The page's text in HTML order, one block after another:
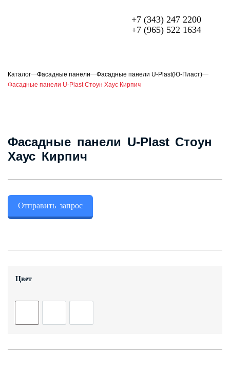
+7 (343) 247 2200
+7 (965) 522 1634
ПРОФЛИСТ
ОГРАЖДЕНИЯ ИЗ 3D ПАНЕЛЕЙ
СЭНДВИЧ-ПАНЕЛИ
ЕЩЁ
О компании
+7 (343) 247 2200
Заказать обратный звонок
Каталог—Фасадные панели—Фасадные панели U-Plast(Ю-Пласт)—
Фасадные панели U-Plast Стоун Хаус Кирпич
Фасадные панели U-Plast Стоун
Хаус Кирпич
Отправить запрос
Цвет